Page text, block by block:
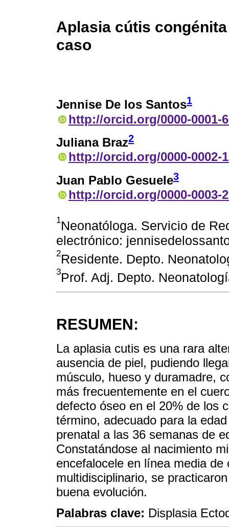
Aplasia cútis
caso
Jennise De los Santos1
http://orcid.org/0000-0001-
Juliana Braz2
http://orcid.org/0000-0002-
Juan Pablo Gesuele3
http://orcid.org/0000-0003-
1Neonatóloga. Servicio de
electrónico:
2Residente. Depto.
3Prof. Adj. Depto.
RESUMEN:
La aplasia cutis es una rara
ausencia de piel, pudiendo
músculo, hueso y duramadre,
más frecuentemente en el
defecto óseo en el 20% de los
término, adecuado para la
prenatal a las 36 semanas de
Constatándose al nacimiento
encefalocele en línea media
multidisciplinario, se
buena evolución.
Palabras clave: Displasia